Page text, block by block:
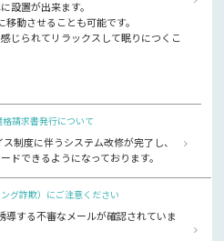
設置が出来ます。
動させることも可能です。
じられてリラックスして眠りにつくこ
請求書発行について
制度に伴うシステム改修が完了し、
ドできるようになっております。
グ詐欺）にご注意ください
する不審なメールが確認されていま